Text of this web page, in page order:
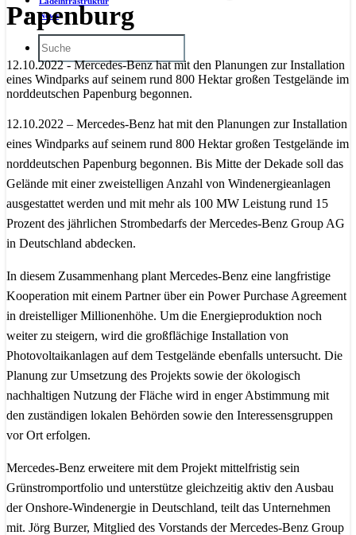
News
Papenburg
12.10.2022 - Mercedes-Benz hat mit den Planungen zur Installation
eines Windparks auf seinem rund 800 Hektar großen Testgelände im
norddeutschen Papenburg begonnen.
12.10.2022 – Mercedes-Benz hat mit den Planungen zur Installation
eines Windparks auf seinem rund 800 Hektar großen Testgelände im
norddeutschen Papenburg begonnen. Bis Mitte der Dekade soll das
Gelände mit einer zweistelligen Anzahl von Windenergieanlagen
ausgestattet werden und mit mehr als 100 MW Leistung rund 15
Prozent des jährlichen Strombedarfs der Mercedes-Benz Group AG
in Deutschland abdecken.
In diesem Zusammenhang plant Mercedes-Benz eine langfristige
Kooperation mit einem Partner über ein Power Purchase Agreement
in dreistelliger Millionenhöhe. Um die Energieproduktion noch
weiter zu steigern, wird die großflächige Installation von
Photovoltaikanlagen auf dem Testgelände ebenfalls untersucht. Die
Planung zur Umsetzung des Projekts sowie der ökologisch
nachhaltigen Nutzung der Fläche wird in enger Abstimmung mit
den zuständigen lokalen Behörden sowie den Interessensgruppen
vor Ort erfolgen.
Mercedes-Benz erweitere mit dem Projekt mittelfristig sein
Grünstromportfolio und unterstütze gleichzeitig aktiv den Ausbau
der Onshore-Windenergie in Deutschland, teilt das Unternehmen
mit. Jörg Burzer, Mitglied des Vorstands der Mercedes-Benz Group